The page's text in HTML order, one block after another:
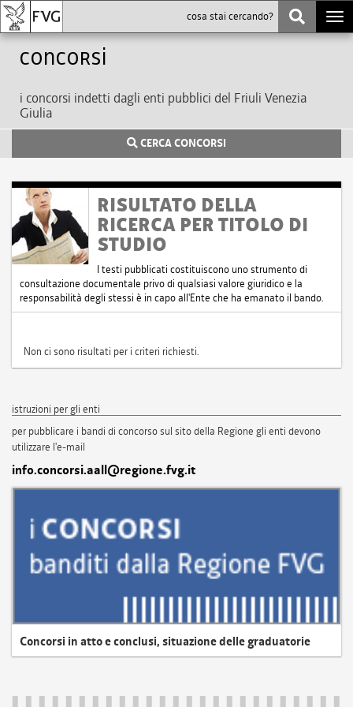
Concorsi
i concorsi indetti dagli enti pubblici del Friuli Venezia
Giulia
CERCA CONCORSI
RISULTATO DELLA
RICERCA PER TITOLO DI
STUDIO
I testi pubblicati costituiscono uno strumento di
consultazione documentale privo di qualsiasi valore giuridico e la
responsabilità degli stessi è in capo all'Ente che ha emanato il bando.
Non ci sono risultati per i criteri richiesti.
istruzioni per gli enti
per pubblicare i bandi di concorso sul sito della Regione gli enti devono
utilizzare l'e-mail
info.concorsi.aall@regione.fvg.it
Concorsi in atto e conclusi, situazione delle graduatorie